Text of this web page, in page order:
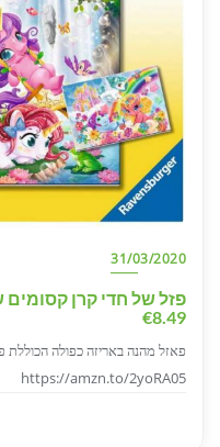
31/03/2020
€8.49
פאזל מהנה באריזה כפולה הכוללת
https://amzn.to/2yoRA05